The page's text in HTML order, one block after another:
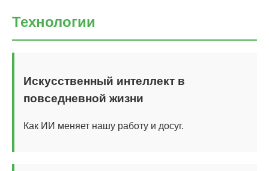
Технологии
Искусственный интеллект в
повседневной жизни
Как ИИ меняет нашу работу и досуг.